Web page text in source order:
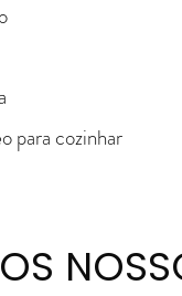
para cozinhar